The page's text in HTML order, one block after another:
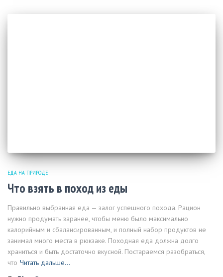
ЕДА НА ПРИРОДЕ
Что взять в поход из еды
Правильно выбранная еда — залог успешного похода. Рацион
нужно продумать заранее, чтобы меню было максимально
калорийным и сбалансированным, и полный набор продуктов не
занимал много места в рюкзаке. Походная еда должна долго
храниться и быть достаточно вкусной. Постараемся разобраться,
что Читать дальше…